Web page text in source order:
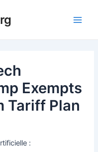
Exempts
Tariff Plan
: